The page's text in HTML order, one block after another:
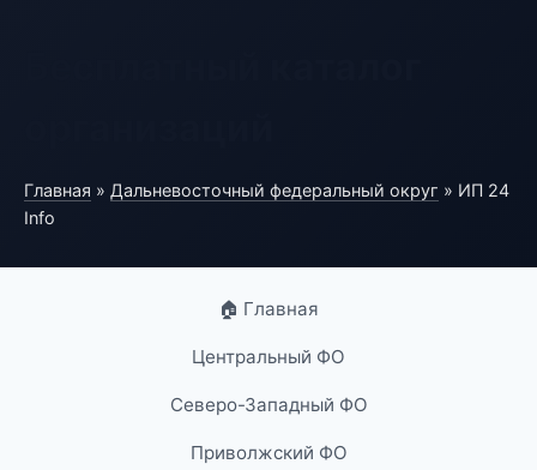
Главная » Дальневосточный федеральный округ » ИП 24
Info
🏠 Главная
Центральный ФО
Северо-Западный ФО
Приволжский ФО